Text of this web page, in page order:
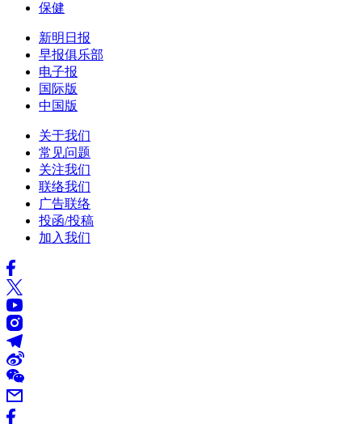
保健
新明日报
早报俱乐部
电子报
国际版
中国版
关于我们
常见问题
关注我们
联络我们
广告联络
投函/投稿
加入我们